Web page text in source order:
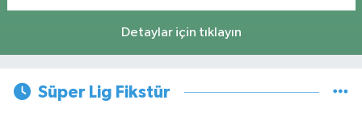
Detaylar için tıklayın
Süper Lig Fikstür